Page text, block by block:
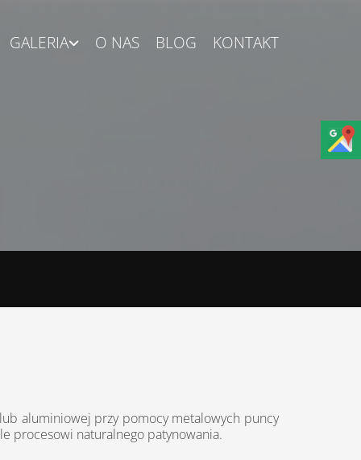
GALERIA O NAS BLOG KONTAKT
aluminiowej przy pomocy metalowych puncy
procesowi naturalnego patynowania.